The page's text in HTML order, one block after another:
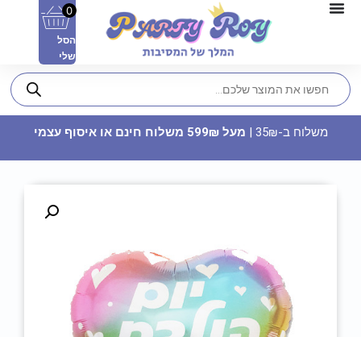
וילון ריבועים - לבן
14.90
0
הסל
שלי
משלוח ב-35₪ | מעל 599₪ משלוח חינם או איסוף עצמי